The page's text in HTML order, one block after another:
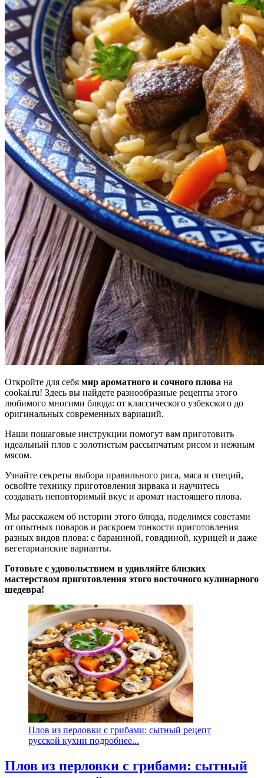
Откройте для себя мир ароматного и сочного плова на
cookai.ru! Здесь вы найдете разнообразные рецепты этого
любимого многими блюда: от классического узбекского до
оригинальных современных вариаций.
Наши пошаговые инструкции помогут вам приготовить
идеальный плов с золотистым рассыпчатым рисом и нежным
мясом.
Узнайте секреты выбора правильного риса, мяса и специй,
освойте технику приготовления зирвака и научитесь
создавать неповторимый вкус и аромат настоящего плова.
Мы расскажем об истории этого блюда, поделимся советами
от опытных поваров и раскроем тонкости приготовления
разных видов плова: с бараниной, говядиной, курицей и даже
вегетарианские варианты.
Готовьте с удовольствием и удивляйте близких
мастерством приготовления этого восточного кулинарного
шедевра!
Плов из перловки с грибами: сытный рецепт
русской кухни подробнее...
Плов из перловки с грибами: сытный